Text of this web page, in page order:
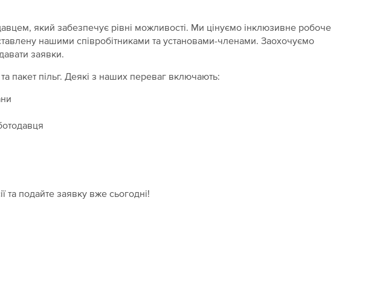
який забезпечує рівні можливості. Ми цінуємо інклюзивне робоче
нашими співробітниками та установами-членами. Заохочуємо
заявки.
пакет пільг. Деякі з наших переваг включають:
та подайте заявку вже сьогодні!